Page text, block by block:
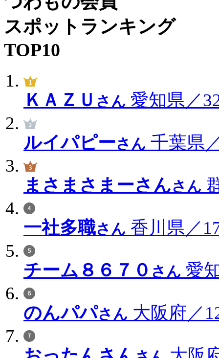
スポットランキング
TOP10
ＫＡＺＵ さん 愛知県／
ルイパピーさん 千葉県
まさまさまーさんさん
一社多職さん 香川県／
チーム８６７０ さん 愛
のんパパさん 大阪府／